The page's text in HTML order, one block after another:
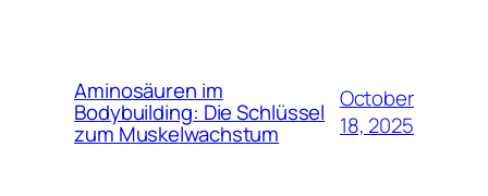
Aminosäuren im
Bodybuilding: Die Schlüssel
zum Muskelwachstum
October
18, 2025